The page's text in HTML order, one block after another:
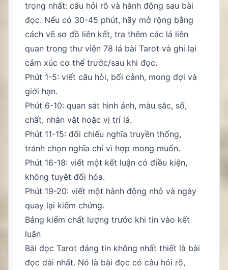
trọng nhất: câu hỏi rõ và hành động sau bài
đọc. Nếu có 30-45 phút, hãy mở rộng bằng
cách vẽ sơ đồ liên kết, tra thêm các lá liên
quan trong thư viện 78 lá bài Tarot và ghi lại
cảm xúc cơ thể trước/sau khi đọc.
Phút 1-5: viết câu hỏi, bối cảnh, mong đợi và
giới hạn.
Phút 6-10: quan sát hình ảnh, màu sắc, số,
chất, nhân vật hoặc vị trí lá.
Phút 11-15: đối chiếu nghĩa truyền thống,
tránh chọn nghĩa chỉ vì hợp mong muốn.
Phút 16-18: viết một kết luận có điều kiện,
không tuyệt đối hóa.
Phút 19-20: viết một hành động nhỏ và ngày
quay lại kiểm chứng.
Bảng kiểm chất lượng trước khi tin vào kết
luận
Bài đọc Tarot đáng tin không nhất thiết là bài
đọc dài nhất. Nó là bài đọc có câu hỏi rõ,